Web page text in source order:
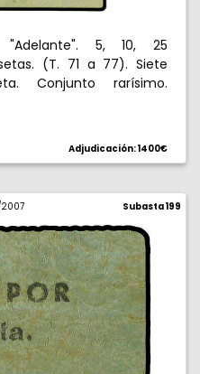
"Adelante". 5, 10, 25
(T. 71 a 77). Siete
Conjunto rarísimo.
Adjudicación: 1400€
Subasta 199